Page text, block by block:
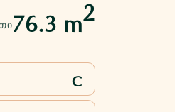
76.3 m2
C